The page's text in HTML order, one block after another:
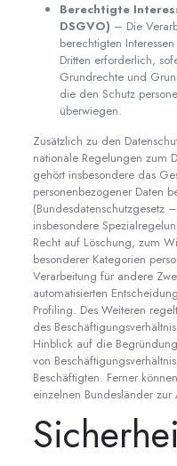
Berechtigte
DSGVO) – Die
berechtigten
Dritten erforderlich,
Grundrechte und
die den Schutz
überwiegen.
Zusätzlich zu den
nationale Regelungen zum
gehört insbesondere das
personenbezogener Daten
(Bundesdatenschutzgesetz
insbesondere
Recht auf Löschung, zum
besonderer Kategorien
Verarbeitung für andere
automatisierten
Profiling. Des Weiteren
des
Hinblick auf die
von
Beschäftigten. Ferner
einzelnen Bundesländer